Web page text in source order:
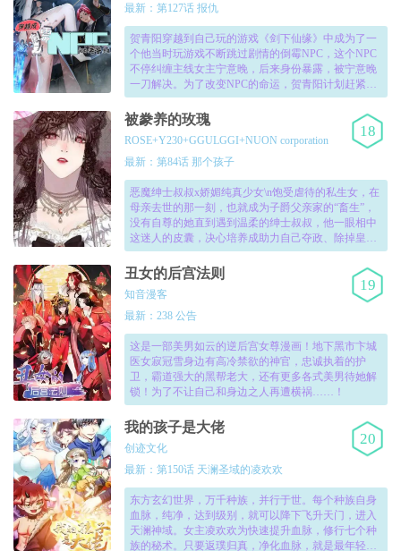
最新：第127话 报仇
贺青阳穿越到自己玩的游戏《剑下仙缘》中成为了一
个他当时玩游戏不断跳过剧情的倒霉NPC，这个NPC
不停纠缠主线女主宁意晚，后来身份暴露，被宁意晚
一刀解决。为了改变NPC的命运，贺青阳计划赶紧做
完三个地级任务直接跑路。但没想到的是，他的命运
和宁意晚紧紧相连……！
被豢养的玫瑰
ROSE+Y230+GGULGGI+NUON corporation
最新：第84话 那个孩子
18
恶魔绅士叔叔x娇媚纯真少女\n饱受虐待的私生女，在
母亲去世的那一刻，也就成为子爵父亲家的“畜生”，
没有自尊的她直到遇到温柔的绅士叔叔，他一眼相中
这迷人的皮囊，决心培养成助力自己夺政、除掉皇帝
的诱饵……\n！
丑女的后宫法则
知音漫客
最新：238 公告
19
这是一部美男如云的逆后宫女尊漫画！地下黑市卞城
医女寂冠雪身边有高冷禁欲的神官，忠诚执着的护
卫，霸道强大的黑帮老大，还有更多各式美男待她解
锁！为了不让自己和身边之人再遭横祸……！
我的孩子是大佬
创迹文化
最新：第150话 天澜圣域的凌欢欢
20
东方玄幻世界，万千种族，并行于世。每个种族自身
血脉，纯净，达到级别，就可以降下飞升天门，进入
天澜神域。女主凌欢欢为快速提升血脉，修行七个种
族的秘术。只要返璞归真，净化血脉，就是最年轻的